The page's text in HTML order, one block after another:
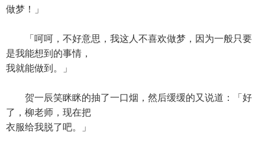
做梦！」
「呵呵，不好意思，我这人不喜欢做梦，因为一般只要
是我能想到的事情，
我就能做到。」
贺一辰笑眯眯的抽了一口烟，然后缓缓的又说道：「好
了，柳老师，现在把
衣服给我脱了吧。」